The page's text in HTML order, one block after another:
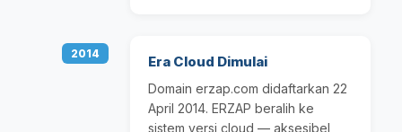
2014 Era Cloud Dimulai
Domain erzap.com didaftarkan 22
April 2014. ERZAP beralih ke
sistem versi cloud — aksesibel